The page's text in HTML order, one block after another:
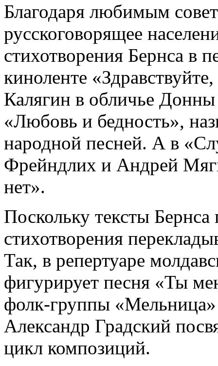
Благодаря любимым
русскоговорящее
стихотворения Бернса в
киноленте
Калягин в обличье
«Любовь и бедность»,
народной песней. А в
Фрейндлих и Андрей
нет».
Поскольку тексты
стихотворения
Так, в репертуаре
фигурирует песня «Ты
фолк-группы
Александр Градский
цикл композиций.